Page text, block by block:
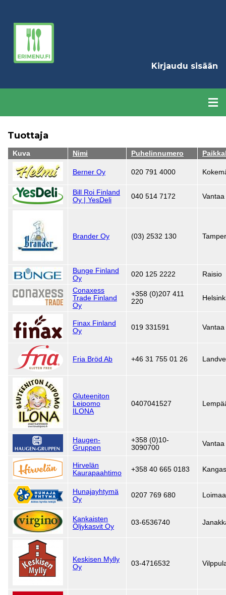
Kirjaudu sisään
Tuottaja
Kuva Nimi Puhelinnumero
Berner Oy 020 791 4000
Bill Roi Finland
Oy | YesDeli
040 514 7172 Vantaa
Brander Oy (03) 2532 130
Bunge Finland
Oy
020 125 2222 Raisio
Conaxess
Trade Finland
Oy
+358 (0)207 411
220
Finax Finland
Oy
019 331591 Vantaa
Fria Bröd Ab +46 31 755 01 26
Gluteeniton
Leipomo
ILONA
0407041527
Haugen-
Gruppen
+358 (0)10-
3090700
Vantaa
Hirvelän
Kaurapaahtimo
+358 40 665 0183
Hunajayhtymä
Oy
0207 769 680 Loimaa
Kankaisten
Öljykasvit Oy
03-6536740
Keskisen Mylly
Oy
03-4716532